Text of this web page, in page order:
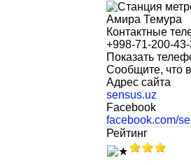
Амира Темура
Контактные
+998-71-200-
Показать
Сообщите, что
Адрес сайта
sensus.uz
Facebook
facebook.com/
Рейтинг